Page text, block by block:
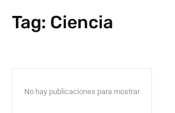
Tag: Ciencia
No hay publicaciones para mostrar